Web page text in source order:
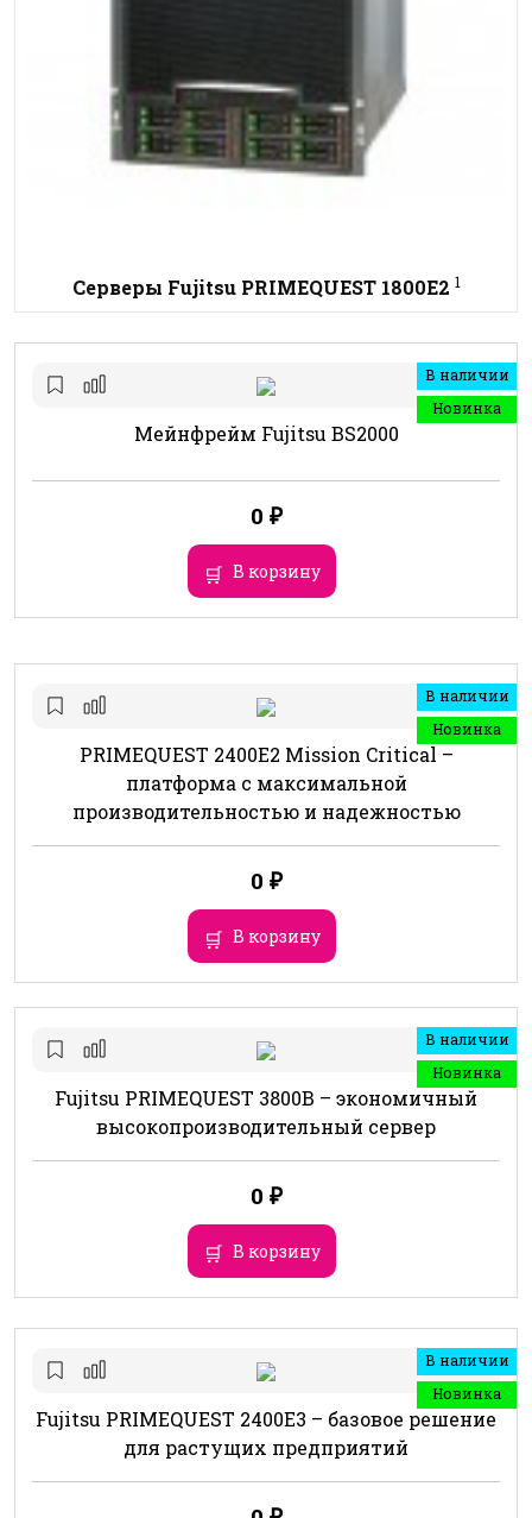
Серверы Fujitsu PRIMEQUEST 1800E2 1
В наличии
Новинка
Мейнфрейм Fujitsu BS2000
0 ₽
В корзину
В наличии
Новинка
PRIMEQUEST 2400E2 Mission Critical –
платформа с максимальной
производительностью и надежностью
0 ₽
В корзину
В наличии
Новинка
Fujitsu PRIMEQUEST 3800B – экономичный
высокопроизводительный сервер
0 ₽
В корзину
В наличии
Новинка
Fujitsu PRIMEQUEST 2400E3 – базовое решение
для растущих предприятий